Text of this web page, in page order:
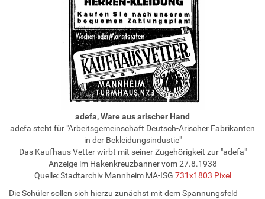
adefa, Ware aus arischer Hand
adefa steht für "Arbeitsgemeinschaft Deutsch-Arischer Fabrikanten
in der Bekleidungsindustie"
Das Kaufhaus Vetter wirbt mit seiner Zugehörigkeit zur "adefa"
Anzeige im Hakenkreuzbanner vom 27.8.1938
Quelle: Stadtarchiv Mannheim MA-ISG 731x1803 Pixel
Die Schüler sollen sich hierzu zunächst mit dem Spannungsfeld